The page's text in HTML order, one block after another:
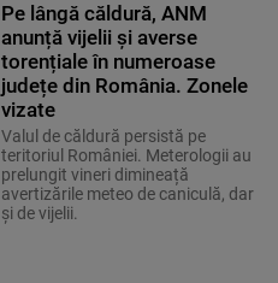
Pe lângă căldură, ANM
anunță vijelii și averse
torențiale în numeroase
județe din România. Zonele
vizate
Valul de căldură persistă pe
teritoriul României. Meterologii au
prelungit vineri dimineață
avertizările meteo de caniculă, dar
și de vijelii.